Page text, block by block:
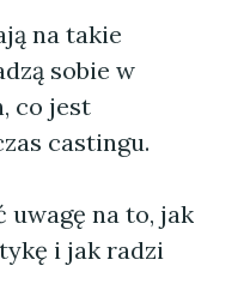
na takie
sobie w
co jest
castingu.
na to, jak
i jak radzi